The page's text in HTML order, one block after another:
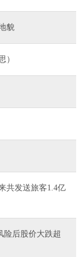
貌
）
共发送旅客1.4亿
险后股价大跌超